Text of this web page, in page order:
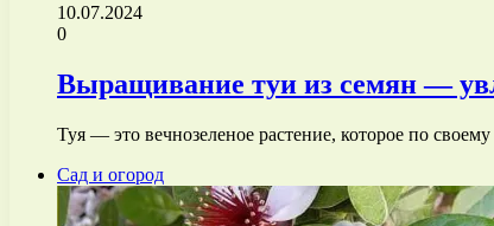
10.07.2024
0
Выращивание туи из семян —
Туя — это вечнозеленое растение, которое по
Сад и огород